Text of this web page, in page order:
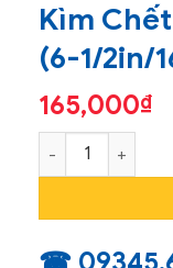
Kìm
(6-1/2in/
165,000₫
Kìm Chết Mũi